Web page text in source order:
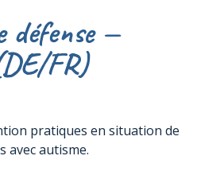
défense —
FR)
pratiques en situation de
avec autisme.